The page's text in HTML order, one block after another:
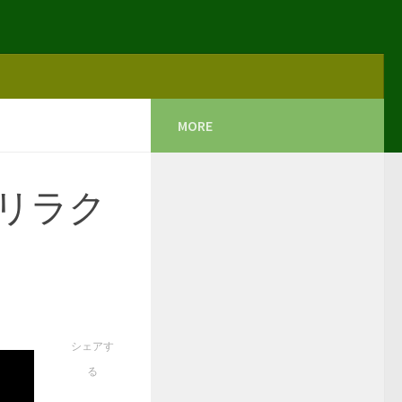
ラク
シェアす
る
MORE